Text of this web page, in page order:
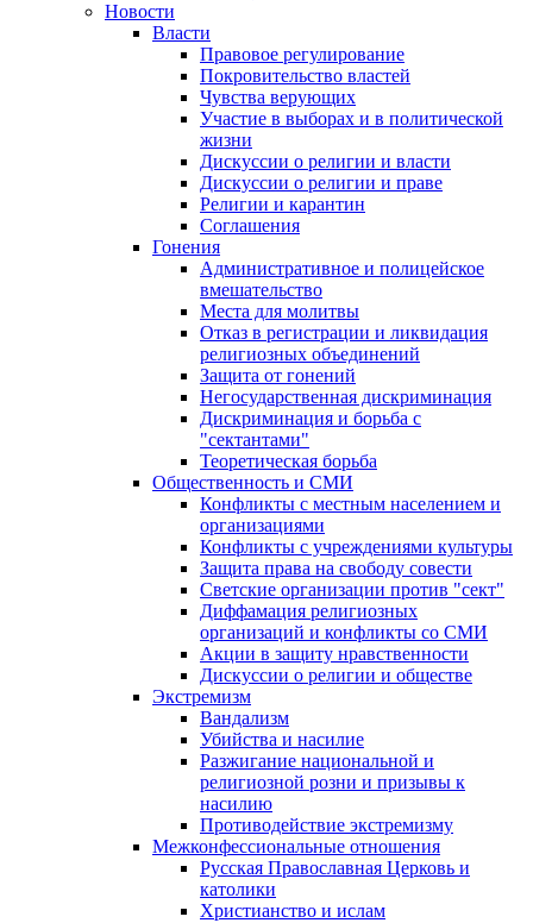
Новости
Власти
Правовое регулирование
Покровительство властей
Чувства верующих
Участие в выборах и в политической
жизни
Дискуссии о религии и власти
Дискуссии о религии и праве
Религии и карантин
Соглашения
Гонения
Административное и полицейское
вмешательство
Места для молитвы
Отказ в регистрации и ликвидация
религиозных объединений
Защита от гонений
Негосударственная дискриминация
Дискриминация и борьба с
"сектантами"
Теоретическая борьба
Общественность и СМИ
Конфликты с местным населением и
организациями
Конфликты с учреждениями культуры
Защита права на свободу совести
Светские организации против "сект"
Диффамация религиозных
организаций и конфликты со СМИ
Акции в защиту нравственности
Дискуссии о религии и обществе
Экстремизм
Вандализм
Убийства и насилие
Разжигание национальной и
религиозной розни и призывы к
насилию
Противодействие экстремизму
Межконфессиональные отношения
Русская Православная Церковь и
католики
Христианство и ислам